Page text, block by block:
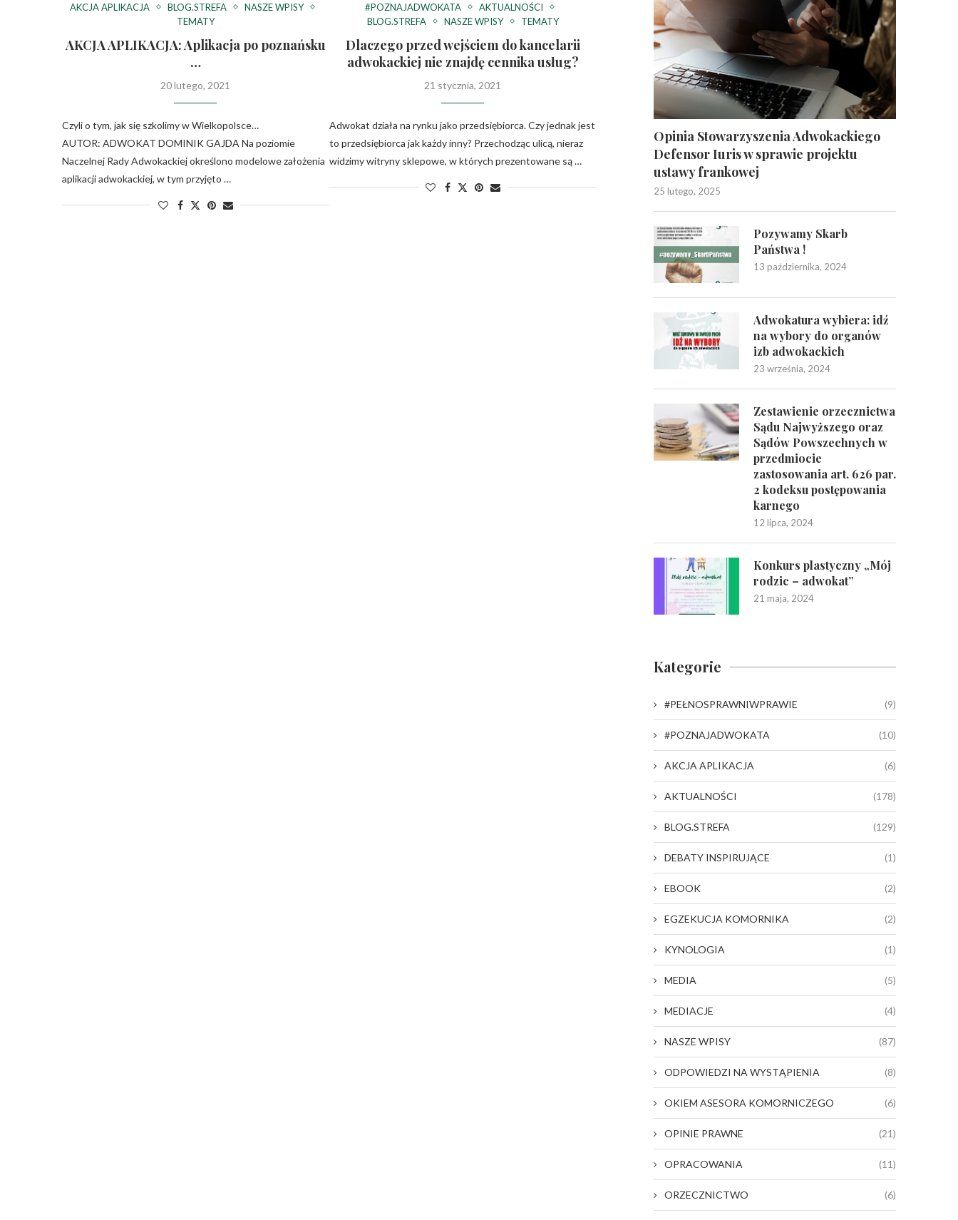
AKCJA APLIKACJA BLOG.STREFA
NASZE WPISY
TEMATY
AKCJA APLIKACJA: Aplikacja po poznańsku
…
20 lutego, 2021
Czyli o tym, jak się szkolimy w Wielkopolsce…
AUTOR: ADWOKAT DOMINIK GAJDA Na poziomie
Naczelnej Rady Adwokackiej określono modelowe założenia
aplikacji adwokackiej, w tym przyjęto …
#POZNAJADWOKATA
AKTUALNOŚCI
BLOG.STREFA
NASZE WPISY TEMATY
Dlaczego przed wejściem do kancelarii
adwokackiej nie znajdę cennika usług?
21 stycznia, 2021
Adwokat działa na rynku jako przedsiębiorca. Czy jednak jest
to przedsiębiorca jak każdy inny? Przechodząc ulicą, nieraz
widzimy witryny sklepowe, w których prezentowane są …
Opinia Stowarzyszenia Adwokackiego
Defensor Iuris w sprawie projektu
ustawy frankowej
25 lutego, 2025
Pozywamy Skarb
Państwa !
13 października, 2024
Adwokatura wybiera: idź
na wybory do organów
izb adwokackich
23 września, 2024
Zestawienie orzecznictwa
Sądu Najwyższego oraz
Sądów Powszechnych w
przedmiocie
zastosowania art. 626 par.
2 kodeksu postępowania
karnego
12 lipca, 2024
Konkurs plastyczny „Mój
rodzic – adwokat”
21 maja, 2024
Kategorie
#PEŁNOSPRAWNIWPRAWIE (9)
#POZNAJADWOKATA (10)
AKCJA APLIKACJA (6)
AKTUALNOŚCI (178)
BLOG.STREFA (129)
DEBATY INSPIRUJĄCE (1)
EBOOK (2)
EGZEKUCJA KOMORNIKA (2)
KYNOLOGIA (1)
MEDIA (5)
MEDIACJE (4)
NASZE WPISY (87)
ODPOWIEDZI NA WYSTĄPIENIA (8)
OKIEM ASESORA KOMORNICZEGO (6)
OPINIE PRAWNE (21)
OPRACOWANIA (11)
ORZECZNICTWO (6)